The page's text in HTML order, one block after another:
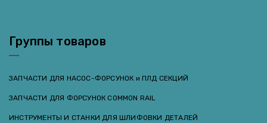
Группы товаров
ЗАПЧАСТИ ДЛЯ НАСОС-ФОРСУНОК и ПЛД СЕКЦИЙ
ЗАПЧАСТИ ДЛЯ ФОРСУНОК COMMON RAIL
ИНСТРУМЕНТЫ И СТАНКИ ДЛЯ ШЛИФОВКИ ДЕТАЛЕЙ